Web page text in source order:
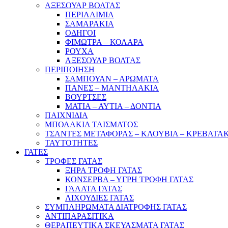
ΑΞΕΣΟΥΑΡ ΒΟΛΤΑΣ
ΠΕΡΙΛΑΙΜΙΑ
ΣΑΜΑΡΑΚΙΑ
ΟΔΗΓΟΙ
ΦΙΜΩΤΡΑ – ΚΟΛΑΡΑ
ΡΟΥΧΑ
ΑΞΕΣΟΥΑΡ ΒΟΛΤΑΣ
ΠΕΡΙΠΟΙΗΣΗ
ΣΑΜΠΟΥΑΝ – ΑΡΩΜΑΤΑ
ΠΑΝΕΣ – ΜΑΝΤΗΛΑΚΙΑ
ΒΟΥΡΤΣΕΣ
ΜΑΤΙΑ – ΑΥΤΙΑ – ΔΟΝΤΙΑ
ΠΑΙΧΝΙΔΙΑ
ΜΠΟΛΑΚΙΑ ΤΑΙΣΜΑΤΟΣ
ΤΣΑΝΤΕΣ ΜΕΤΑΦΟΡΑΣ – ΚΛΟΥΒΙΑ –
ΤΑΥΤΟΤΗΤΕΣ
ΓΑΤΕΣ
ΤΡΟΦΕΣ ΓΑΤΑΣ
ΞΗΡΑ ΤΡΟΦΗ ΓΑΤΑΣ
ΚΟΝΣΕΡΒΑ – ΥΓΡΗ ΤΡΟΦΗ ΓΑΤΑΣ
ΓΑΛΑΤΑ ΓΑΤΑΣ
ΛΙΧΟΥΔΙΕΣ ΓΑΤΑΣ
ΣΥΜΠΛΗΡΩΜΑΤΑ ΔΙΑΤΡΟΦΗΣ ΓΑΤΑΣ
ΑΝΤΙΠΑΡΑΣΙΤΙΚΑ
ΘΕΡΑΠΕΥΤΙΚΑ ΣΚΕΥΑΣΜΑΤΑ ΓΑΤΑΣ